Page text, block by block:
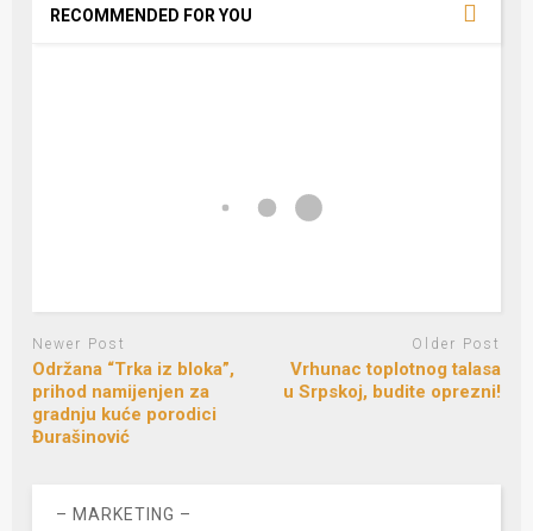
RECOMMENDED FOR YOU
Newer Post
Održana “Trka iz bloka”,
prihod namijenjen za
gradnju kuće porodici
Đurašinović
Older Post
Vrhunac toplotnog talasa
u Srpskoj, budite oprezni!
– MARKETING –